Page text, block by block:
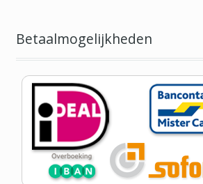
Betaalmogelijkheden